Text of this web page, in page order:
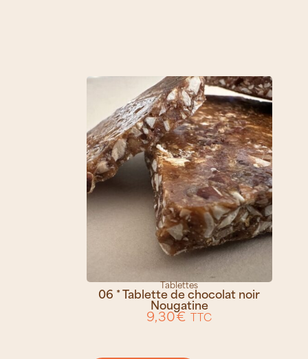
Tablettes
06 * Tablette de chocolat noir
Nougatine
9,30€ TTC